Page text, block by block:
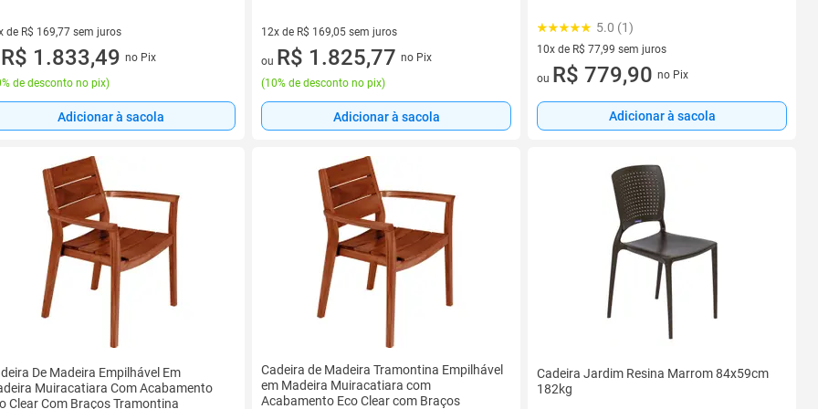
de R$ 169,77 sem juros
vez de R$ 169,77 sem juros
R$ 1.833,49 no Pix
de desconto no pix)
Adicionar à sacola
12x de R$ 169,05 sem juros
12 vez de R$ 169,05 sem juros
ou R$ 1.825,77 no Pix
(10% de desconto no pix)
Adicionar à sacola
5.0 (1)
10x de R$ 77,99 sem juros
10 vez de R$ 77,99 sem juros
ou R$ 779,90 no Pix
Adicionar à sacola
De Madeira Empilhável Em
Muiracatiara Com Acabamento
Clear Com Braços Tramontina
Cadeira de Madeira Tramontina Empilhável
em Madeira Muiracatiara com
Acabamento Eco Clear com Braços
Cadeira Jardim Resina Marrom 84x59cm
182kg